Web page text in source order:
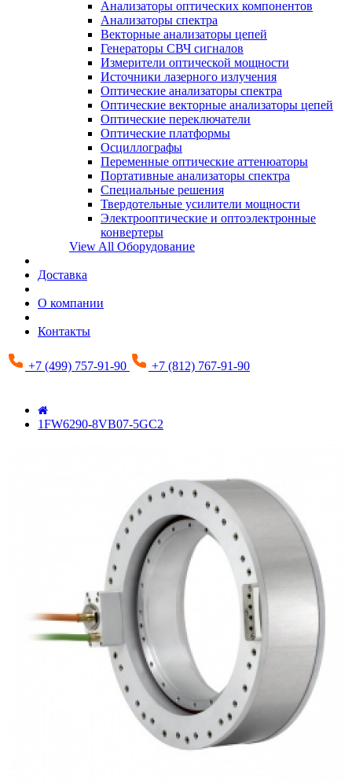
Анализаторы оптических компонентов
Анализаторы спектра
Векторные анализаторы цепей
Генераторы СВЧ сигналов
Измерители оптической мощности
Источники лазерного излучения
Оптические анализаторы спектра
Оптические векторные анализаторы цепей
Оптические переключатели
Оптические платформы
Осциллографы
Переменные оптические аттенюаторы
Портативные анализаторы спектра
Специальные решения
Твердотельные усилители мощности
Электрооптические и оптоэлектронные
конвертеры
View All Оборудование
Доставка
О компании
Контакты
+7 (499) 757-91-90 +7 (812) 767-91-90
1FW6290-8VB07-5GC2